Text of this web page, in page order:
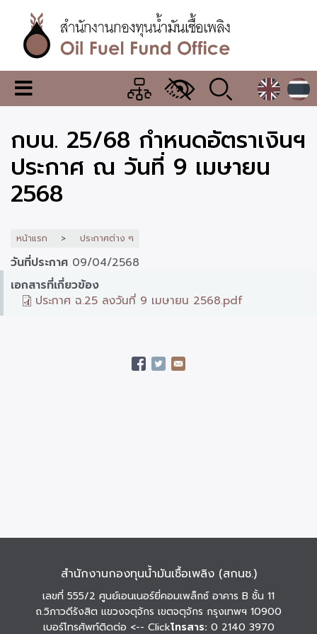
เนื้อหา
หลักสำนักงาน
กองทุน
น้ำมัน
เชื้อ
เพลิง
เมนู
เปลี่ยน
แสดง
ผล
กบน. 25/68 กำหนดอัตราเงินฯ
ประกาศ ณ วันที่ 9 เมษายน
2568
หน้าแรก ประกาศต่าง ๆ
วันที่ประกาศ 09/04/2568
เอกสารที่เกี่ยวข้อง
ประกาศ ฉ.25 ลงวันที่ 9 เมษายน 2568.pdf
สำนักงานกองทุนน้ำมันเชื้อเพลิง (สกนช.)
เลขที่ 555/2 ศูนย์เอนเนอร์ยี่คอมเพล็กซ์ อาคาร B ชั้น 11
ถ.วิภาวดีรังสิต แขวงจตุจักร เขตจตุจักร กรุงเทพฯ 10900
เบอร์โทรศัพท์ติดต่อ <-- Clickโทรสาร: 0 2140 3970